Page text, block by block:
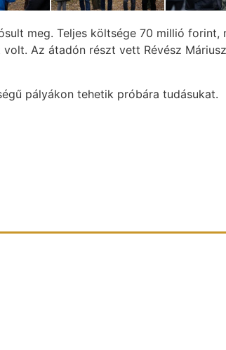
meg. Teljes költsége 70 millió forint,
Az átadón részt vett Révész
pályákon tehetik próbára tudásukat.